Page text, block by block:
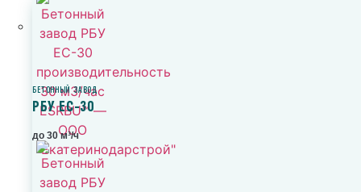
БЕТОННЫЙ ЗАВОД
РБУ ЕС-30
до 30 м³/ч